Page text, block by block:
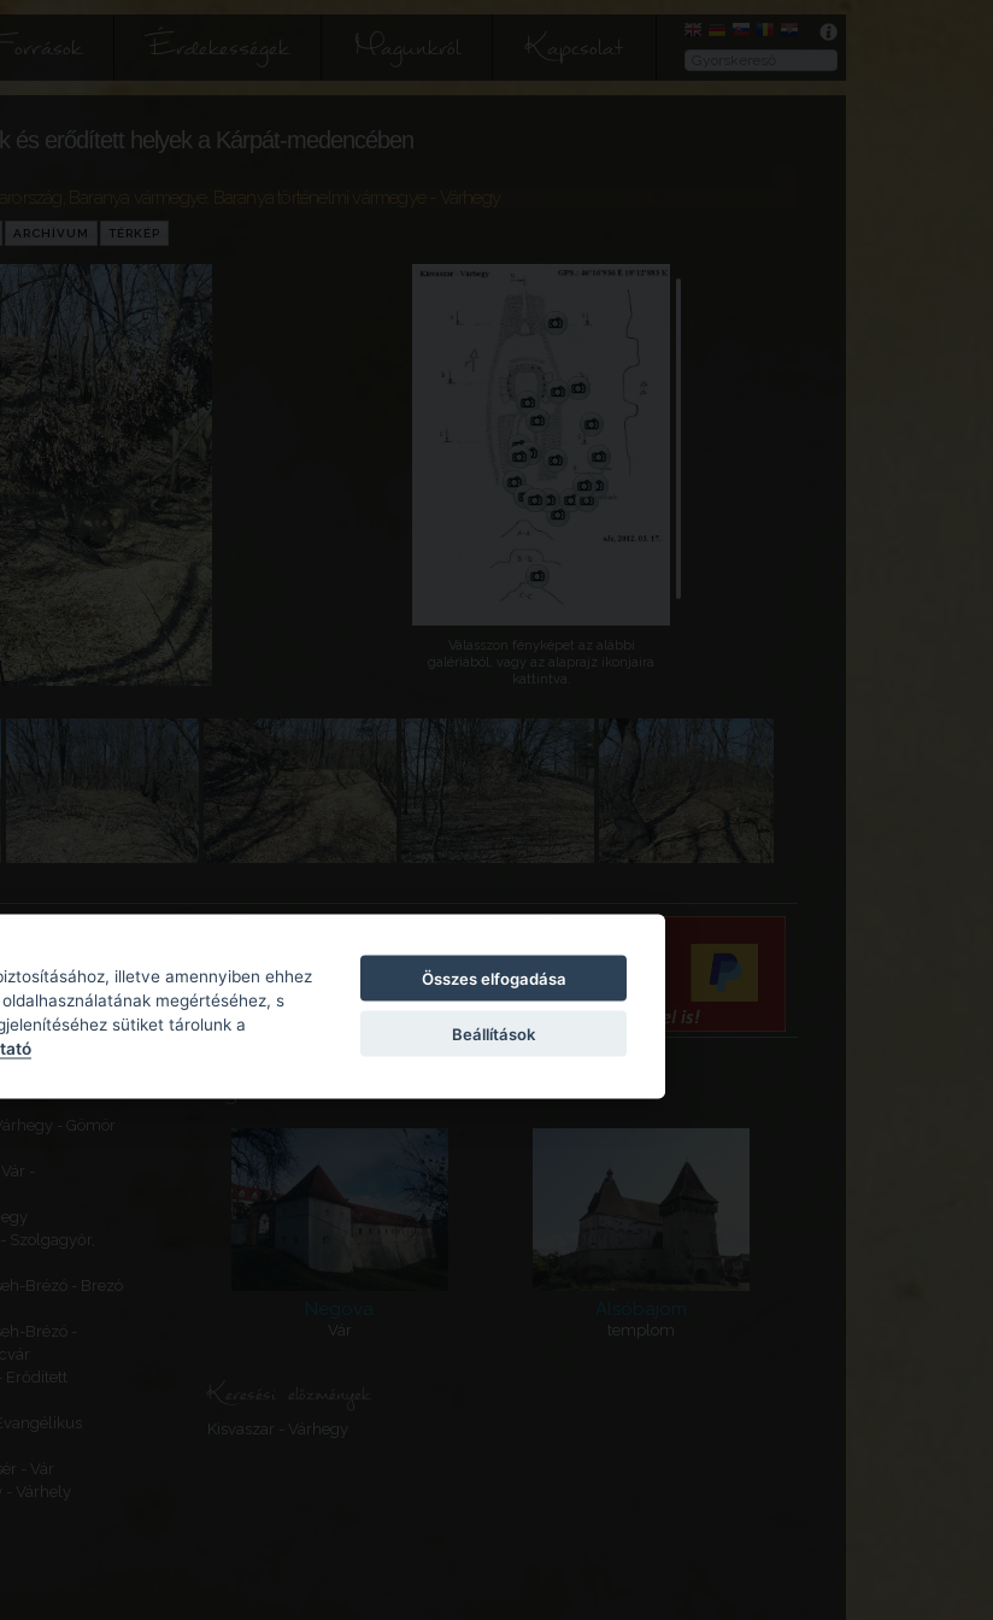
Érdekességek Magunkról Kapcsolat
és erődített helyek a Kárpát-medencében
Baranya vármegye Baranya történelmi vármegye
ARCHÍVUM TÉRKÉP
Válasszon fényképet az alábbi
galériából, vagy az alaprajz ikonjaira
kattintva.
- Gömör
-
Szolgagyőr,
Brézó - Brezó
Brézó -
Erődített
- Vár
- Várhely
Negova
Vár
Alsóbajom
templom
Keresési előzmények
Kisvaszar - Várhegy
illetve amennyiben ehhez
megértéséhez, s
sütiket tárolunk a
Összes elfogadása
Beállítások